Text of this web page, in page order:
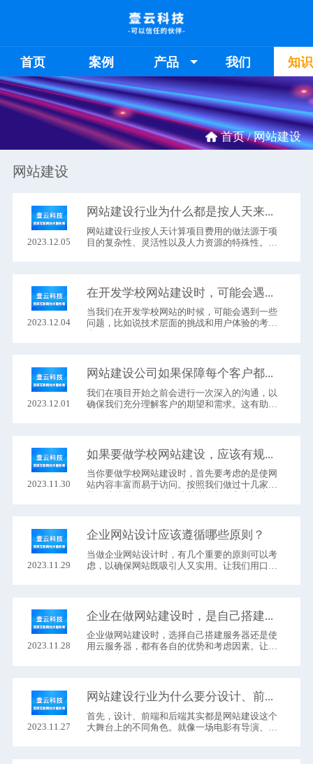
首页 案例 产品 我们 知
首页 /网站建设
网站建设
2023.12.05
网站建设行业按人天计算项目费用的做法源于项
目的复杂性、灵活性以及人力资源的特殊性。这
2023.12.04
当我们在开发学校网站的时候，可能会遇到一些
问题，比如说技术层面的挑战和用户体验的考
2023.12.01
我们在项目开始之前会进行一次深入的沟通，以
确保我们充分理解客户的期望和需求。这有助于
2023.11.30
当你要做学校网站建设时，首先要考虑的是使网
站内容丰富而易于访问。按照我们做过十几家学
2023.11.29
企业网站设计应该遵循哪些原则？
当做企业网站设计​时，有几个重要的原则可以考
虑，以确保网站既吸引人又实用。让我们用口语
2023.11.28
企业做网站建设​时，选择自己搭建服务器还是使
用云服务器，都有各自的优势和考虑因素。让我
2023.11.27
首先，设计、前端和后端其实都是网站建设这个
大舞台上的不同角色。就像一场电影有导演、演